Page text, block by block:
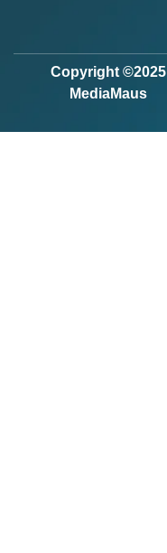
Copyright ©2025
MediaMaus